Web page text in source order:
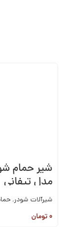
شیر حمام
مدل تیفانی
شیرآلات شودر,
روکار,شیرآلات ۰تومان